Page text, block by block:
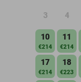
3 4
10
€214
11
€214
17
€214
18
€223